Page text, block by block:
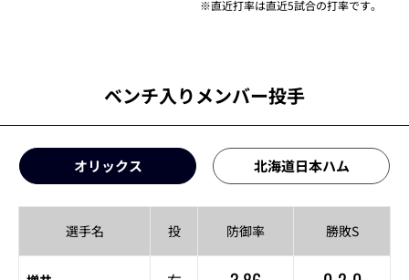
※直近打率は直近5試合の打率です。
ベンチ入りメンバー投手
オリックス 北海道日本ハム
選手名 投 防御率 勝敗S